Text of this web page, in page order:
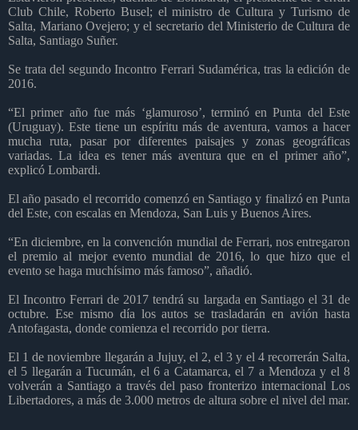
Club Chile, Roberto Busel; el ministro de Cultura y Turismo de
Salta, Mariano Ovejero; y el secretario del Ministerio de Cultura de
Salta, Santiago Suñer.
Se trata del segundo Incontro Ferrari Sudamérica, tras la edición de
2016.
“El primer año fue más ‘glamuroso’, terminó en Punta del Este
(Uruguay). Este tiene un espíritu más de aventura, vamos a hacer
mucha ruta, pasar por diferentes paisajes y zonas geográficas
variadas. La idea es tener más aventura que en el primer año”,
explicó Lombardi.
El año pasado el recorrido comenzó en Santiago y finalizó en Punta
del Este, con escalas en Mendoza, San Luis y Buenos Aires.
“En diciembre, en la convención mundial de Ferrari, nos entregaron
el premio al mejor evento mundial de 2016, lo que hizo que el
evento se haga muchísimo más famoso”, añadió.
El Incontro Ferrari de 2017 tendrá su largada en Santiago el 31 de
octubre. Ese mismo día los autos se trasladarán en avión hasta
Antofagasta, donde comienza el recorrido por tierra.
El 1 de noviembre llegarán a Jujuy, el 2, el 3 y el 4 recorrerán Salta,
el 5 llegarán a Tucumán, el 6 a Catamarca, el 7 a Mendoza y el 8
volverán a Santiago a través del paso fronterizo internacional Los
Libertadores, a más de 3.000 metros de altura sobre el nivel del mar.